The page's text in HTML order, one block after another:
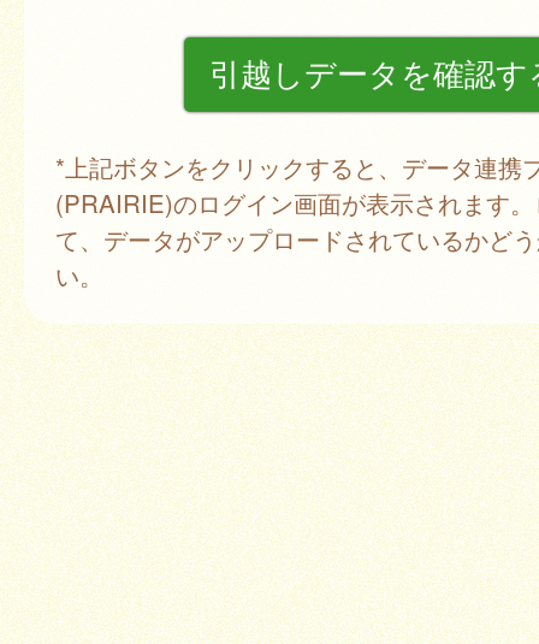
*上記ボタンをクリックすると、データ連携
(PRAIRIE)のログイン画面が表示されます
て、データがアップロードされているかど
い。